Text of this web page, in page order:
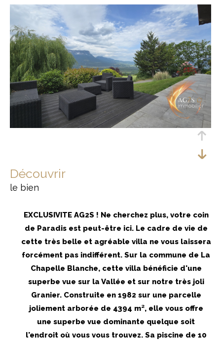
découvrir
le bien
EXCLUSIVITE AG2S ! Ne cherchez plus, votre coin
de Paradis est peut-être ici. Le cadre de vie de
cette très belle et agréable villa ne vous laissera
forcément pas indifférent. Sur la commune de La
Chapelle Blanche, cette villa bénéficie d'une
superbe vue sur la Vallée et sur notre très joli
Granier. Construite en 1982 sur une parcelle
joliement arborée de 4394 m², elle vous offre
une superbe vue dominante quelque soit
l'endroit où vous vous trouvez. Sa piscine de 10